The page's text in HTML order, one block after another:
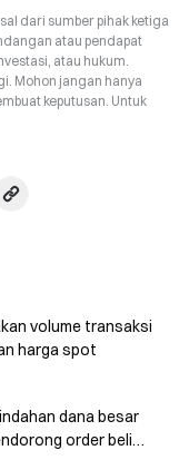
dari sumber pihak ketiga
atau pendapat
atau hukum.
Mohon jangan hanya
keputusan. Untuk
volume transaksi
harga spot
dana besar
order beli